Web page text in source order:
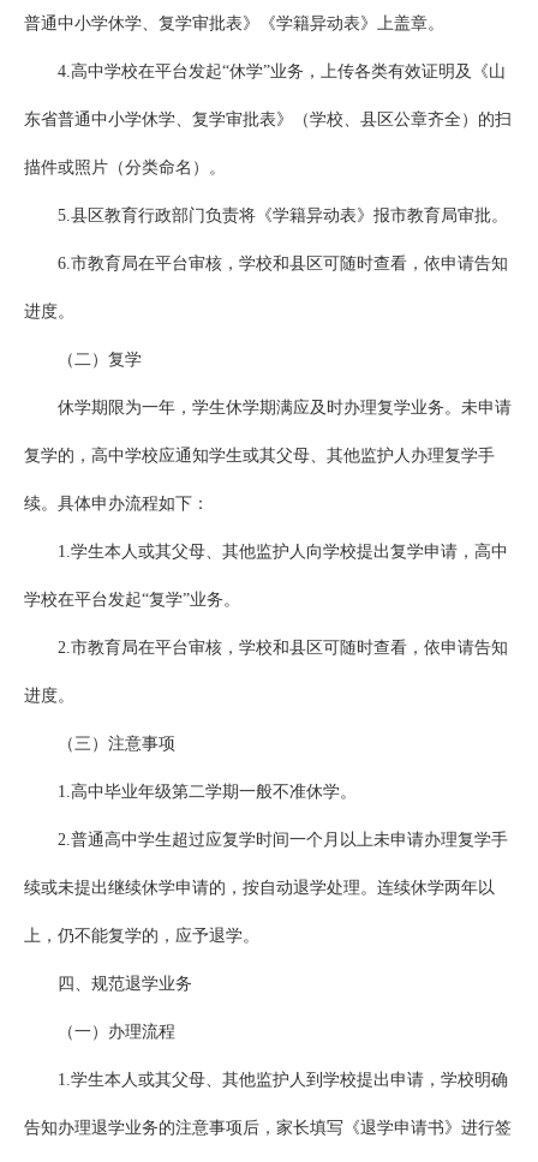
普通中小学休学、复学审批表》《学籍异动表》上盖章。
4.高中学校在平台发起“休学”业务，上传各类有效证明及《山
东省普通中小学休学、复学审批表》（学校、县区公章齐全）的扫
描件或照片（分类命名）。
5.县区教育行政部门负责将《学籍异动表》报市教育局审批。
6.市教育局在平台审核，学校和县区可随时查看，依申请告知
进度。
（二）复学
休学期限为一年，学生休学期满应及时办理复学业务。未申请
复学的，高中学校应通知学生或其父母、其他监护人办理复学手
续。具体申办流程如下：
1.学生本人或其父母、其他监护人向学校提出复学申请，高中
学校在平台发起“复学”业务。
2.市教育局在平台审核，学校和县区可随时查看，依申请告知
进度。
（三）注意事项
1.高中毕业年级第二学期一般不准休学。
2.普通高中学生超过应复学时间一个月以上未申请办理复学手
续或未提出继续休学申请的，按自动退学处理。连续休学两年以
上，仍不能复学的，应予退学。
四、规范退学业务
（一）办理流程
1.学生本人或其父母、其他监护人到学校提出申请，学校明确
告知办理退学业务的注意事项后，家长填写《退学申请书》进行签